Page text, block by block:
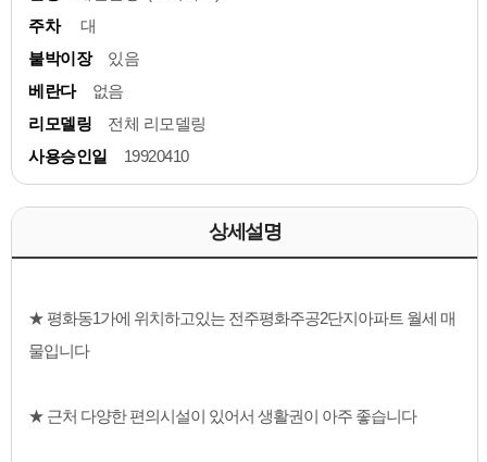
주차
대
붙박이장
있음
베란다
없음
리모델링
전체 리모델링
사용승인일
19920410
상세설명
★ 평화동1가에 위치하고있는 전주평화주공2단지아파트 월세 매
물입니다
★ 근처 다양한 편의시설이 있어서 생활권이 아주 좋습니다